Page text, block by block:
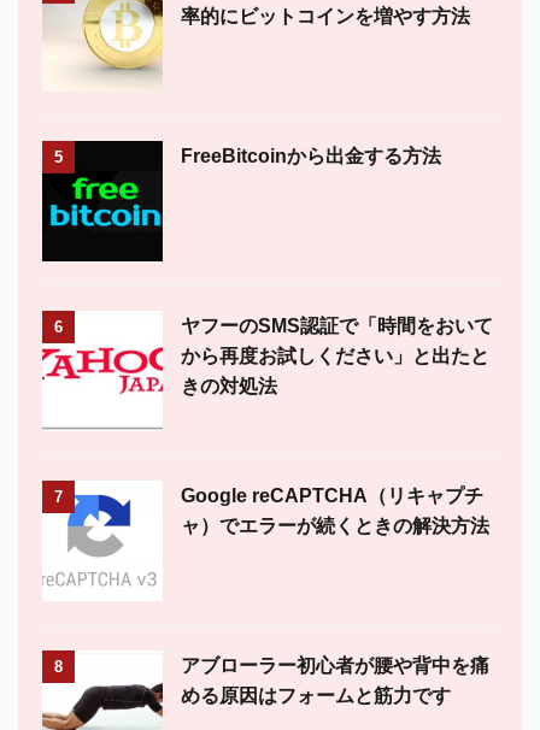
率的にビットコインを増やす方法
5 FreeBitcoinから出金する方法
6
ヤフーのSMS認証で「時間をおいて
から再度お試しください」と出たと
きの対処法
7
Google reCAPTCHA（リキャプチ
ャ）でエラーが続くときの解決方法
8
アブローラー初心者が腰や背中を痛
める原因はフォームと筋力です